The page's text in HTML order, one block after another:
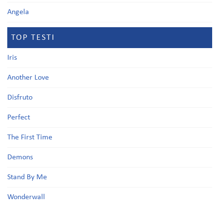
Angela
TOP TESTI
Iris
Another Love
Disfruto
Perfect
The First Time
Demons
Stand By Me
Wonderwall